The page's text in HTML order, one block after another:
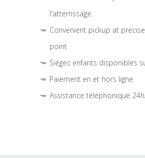
l'atterrissage
Convenient pickup at
point
Sièges enfants disponibles
Paiement en et hors ligne
Assistance téléphonique